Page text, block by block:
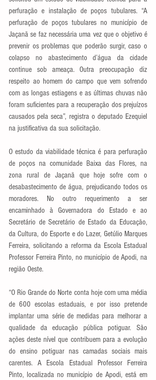
perfuração e instalação de poços tubulares. “A
perfuração de poços tubulares no município de
Jaçanã se faz necessária uma vez que o objetivo é
prevenir os problemas que poderão surgir, caso o
colapso no abastecimento d’água da cidade
continue sob ameaça. Outra preocupação diz
respeito ao homem do campo que vem sofrendo
com as longas estiagens e as últimas chuvas não
foram suficientes para a recuperação dos prejuízos
causados pela seca”, registra o deputado Ezequiel
na justificativa da sua solicitação.
O estudo da viabilidade técnica é para perfuração
de poços na comunidade Baixa das Flores, na
zona rural de Jaçanã que hoje sofre com o
desabastecimento de água, prejudicando todos os
moradores. No outro requerimento a ser
encaminhado à Governadora do Estado e ao
Secretário de Secretário de Estado da Educação,
da Cultura, do Esporte e do Lazer, Getúlio Marques
Ferreira, solicitando a reforma da Escola Estadual
Professor Ferreira Pinto, no município de Apodi, na
região Oeste.
“O Rio Grande do Norte conta hoje com uma média
de 600 escolas estaduais, e por isso pretende
implantar uma série de medidas para melhorar a
qualidade da educação pública potiguar. São
ações deste nível que contribuem para a evolução
do ensino potiguar nas camadas sociais mais
carentes. A Escola Estadual Professor Ferreira
Pinto, localizada no município de Apodi, está em